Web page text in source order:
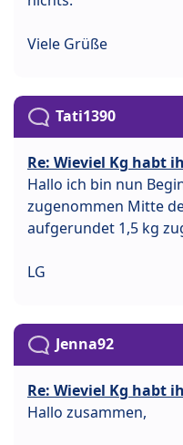
Viele Grüße
Tati1390
Re: Wieviel Kg habt
Hallo ich bin nun
zugenommen Mitte
aufgerundet 1,5 kg
LG
Jenna92
Re: Wieviel Kg habt
Hallo zusammen,